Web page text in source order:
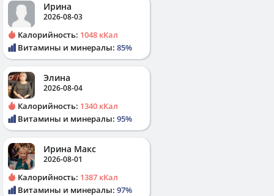
Ирина
2026-08-03
Калорийность: 1048 кКал
Витамины и минералы: 85%
Элина
2026-08-04
Калорийность: 1340 кКал
Витамины и минералы: 95%
Ирина Макс
2026-08-01
Калорийность: 1387 кКал
Витамины и минералы: 97%